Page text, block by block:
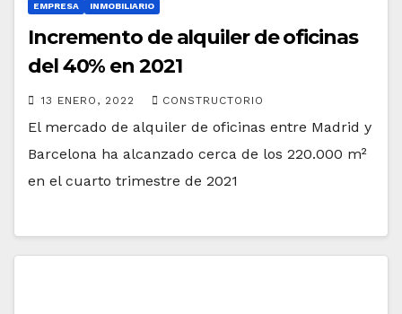
EMPRESA INMOBILIARIO
Incremento de alquiler de oficinas
del 40% en 2021
13 ENERO, 2022 CONSTRUCTORIO
El mercado de alquiler de oficinas entre Madrid y
Barcelona ha alcanzado cerca de los 220.000 m²
en el cuarto trimestre de 2021